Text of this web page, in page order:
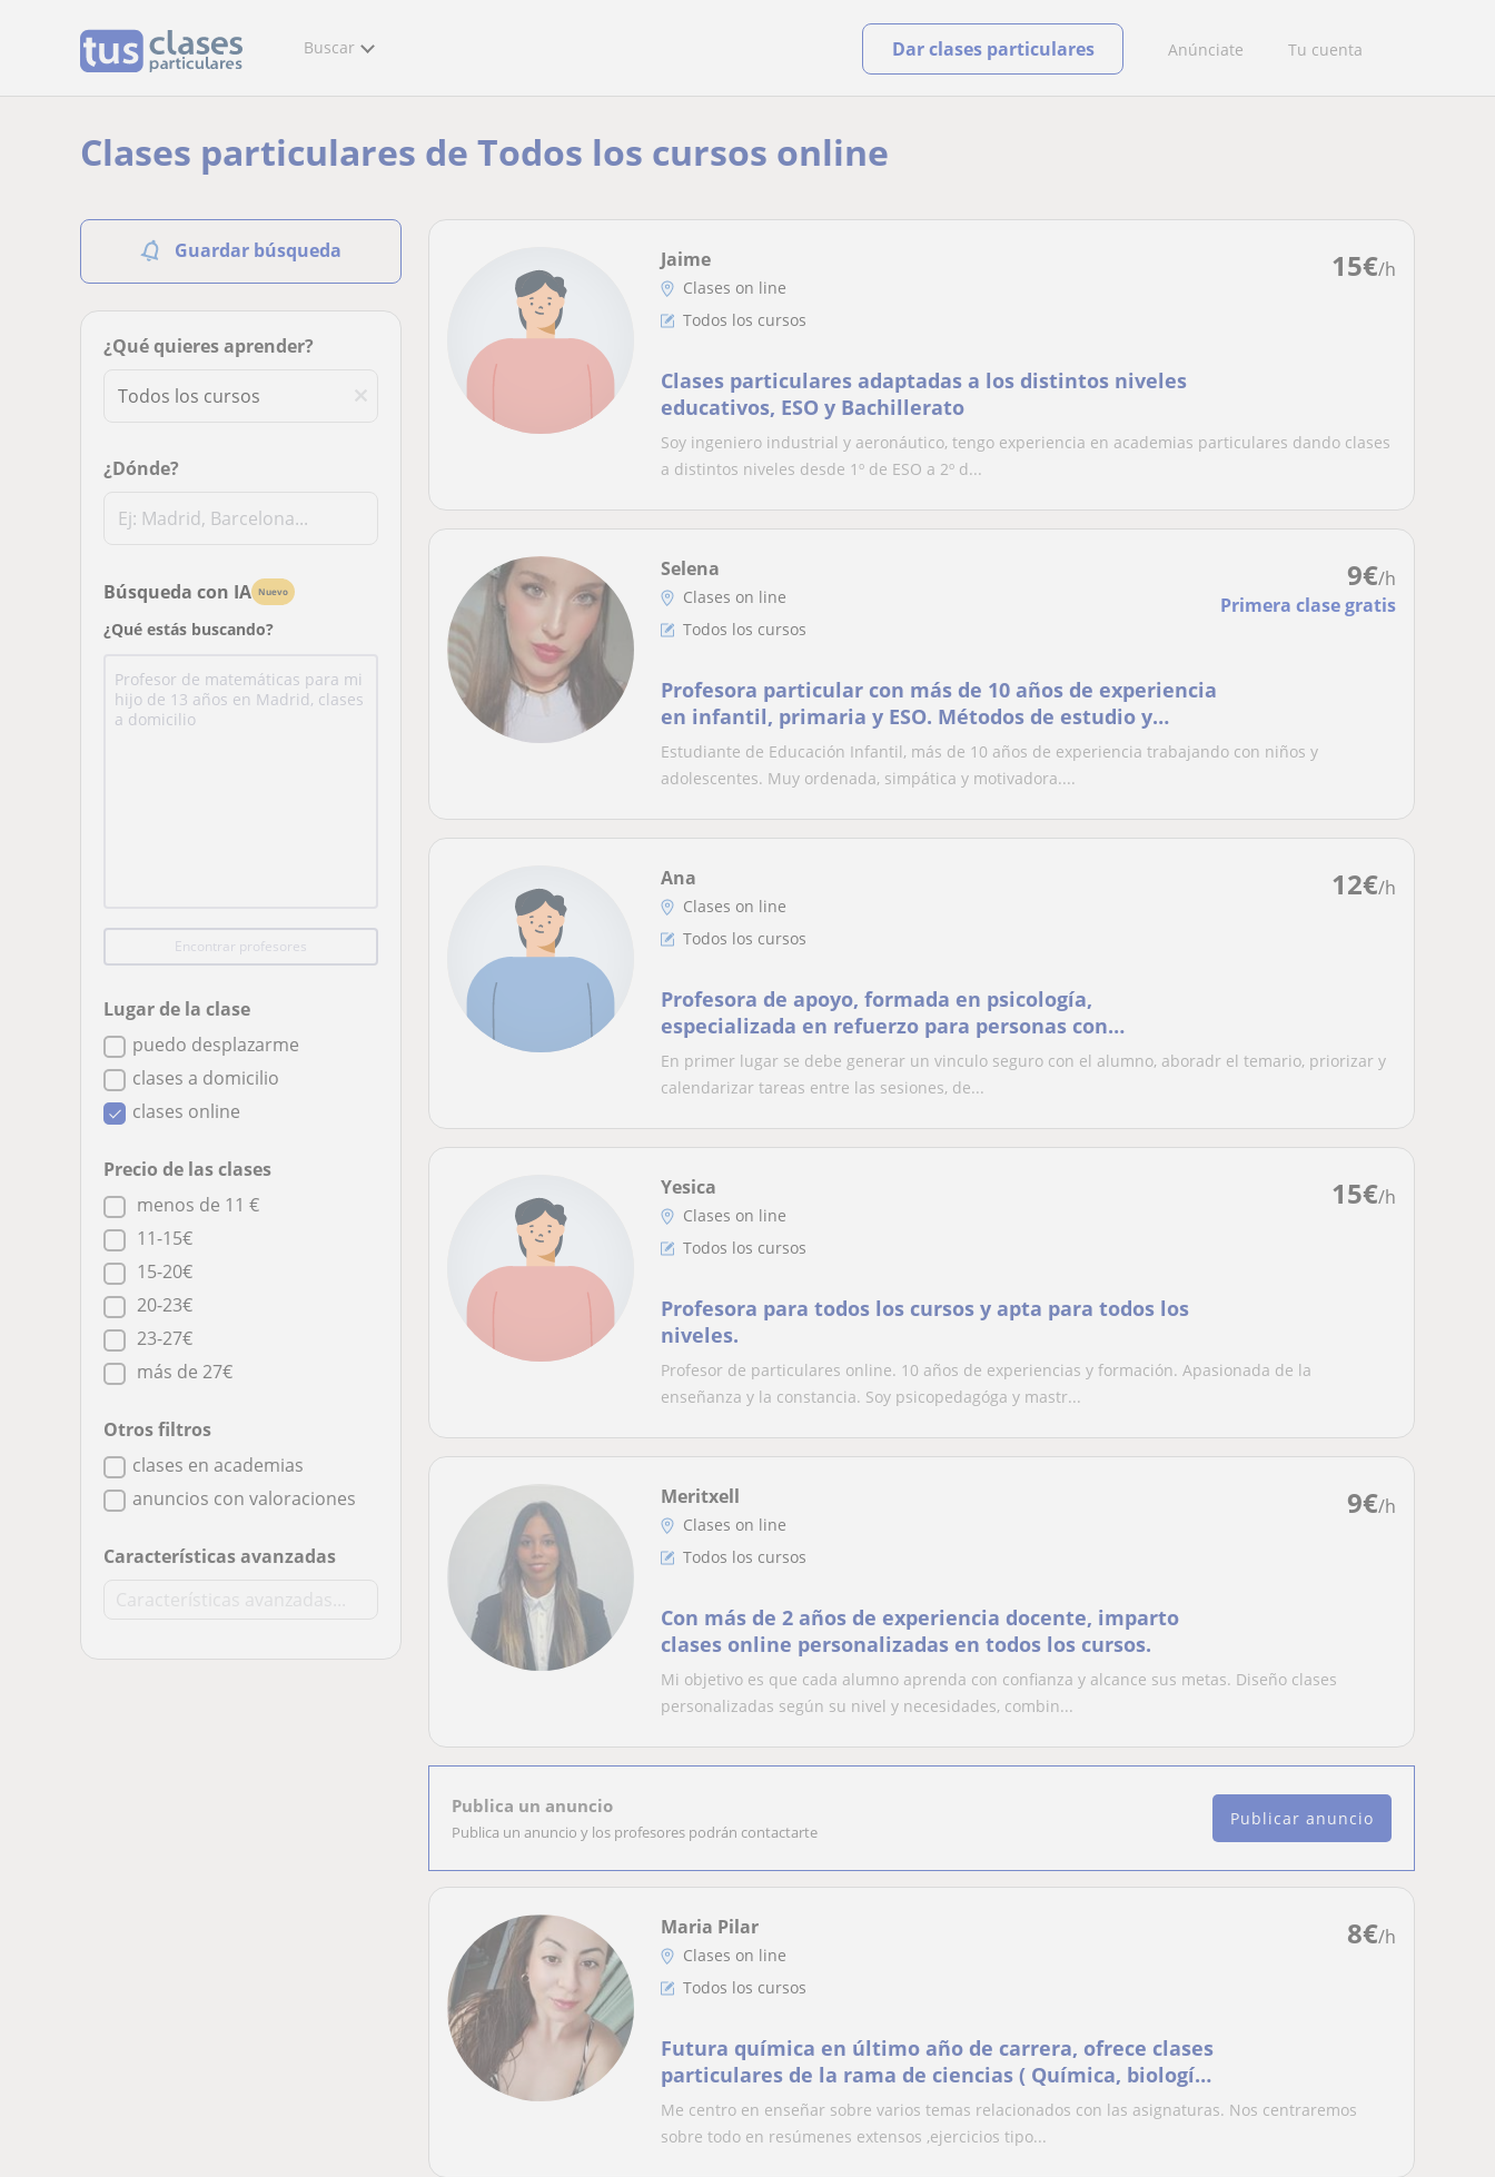
Buscar Anúnciate Tu cuenta
Dar clases particulares
Clases particulares de Todos los cursos online
Guardar búsqueda
¿Qué quieres aprender?
¿Dónde?
Búsqueda con IA Nuevo
¿Qué estás buscando?
Encontrar profesores
Lugar de la clase
puedo desplazarme
clases a domicilio
clases online
Precio de las clases
menos de 11 €
11-15€
15-20€
20-23€
23-27€
más de 27€
Otros filtros
clases en academias
anuncios con valoraciones
Características avanzadas
15€/h
Jaime
Clases on line
Todos los cursos
Clases particulares adaptadas a los distintos niveles
educativos, ESO y Bachillerato
Soy ingeniero industrial y aeronáutico, tengo experiencia en academias particulares dando clases
a distintos niveles desde 1º de ESO a 2º d...
9€/h
Primera clase gratis
Selena
Clases on line
Todos los cursos
Profesora particular con más de 10 años de experiencia
en infantil, primaria y ESO. Métodos de estudio y
preparación de exámenes. Simpatica y ordenada
Estudiante de Educación Infantil, más de 10 años de experiencia trabajando con niños y
adolescentes. Muy ordenada, simpática y motivadora....
12€/h
Ana
Clases on line
Todos los cursos
Profesora de apoyo, formada en psicología,
especializada en refuerzo para personas con
dificultades de aprendizaje
En primer lugar se debe generar un vinculo seguro con el alumno, aboradr el temario, priorizar y
calendarizar tareas entre las sesiones, de...
15€/h
Yesica
Clases on line
Todos los cursos
Profesora para todos los cursos y apta para todos los
niveles.
Profesor de particulares online. 10 años de experiencias y formación. Apasionada de la
enseñanza y la constancia. Soy psicopedagóga y mastr...
9€/h
Meritxell
Clases on line
Todos los cursos
Con más de 2 años de experiencia docente, imparto
clases online personalizadas en todos los cursos.
Mi objetivo es que cada alumno aprenda con confianza y alcance sus metas. Diseño clases
personalizadas según su nivel y necesidades, combin...
Publica un anuncio
Publica un anuncio y los profesores podrán contactarte
Publicar anuncio
8€/h
Maria Pilar
Clases on line
Todos los cursos
Futura química en último año de carrera, ofrece clases
particulares de la rama de ciencias ( Química, biología,
matemáticas). Me adapto totalmente a tus
necesidades y lo que es de interés aprender.
Me centro en enseñar sobre varios temas relacionados con las asignaturas. Nos centraremos
sobre todo en resúmenes extensos ,ejercicios tipo...